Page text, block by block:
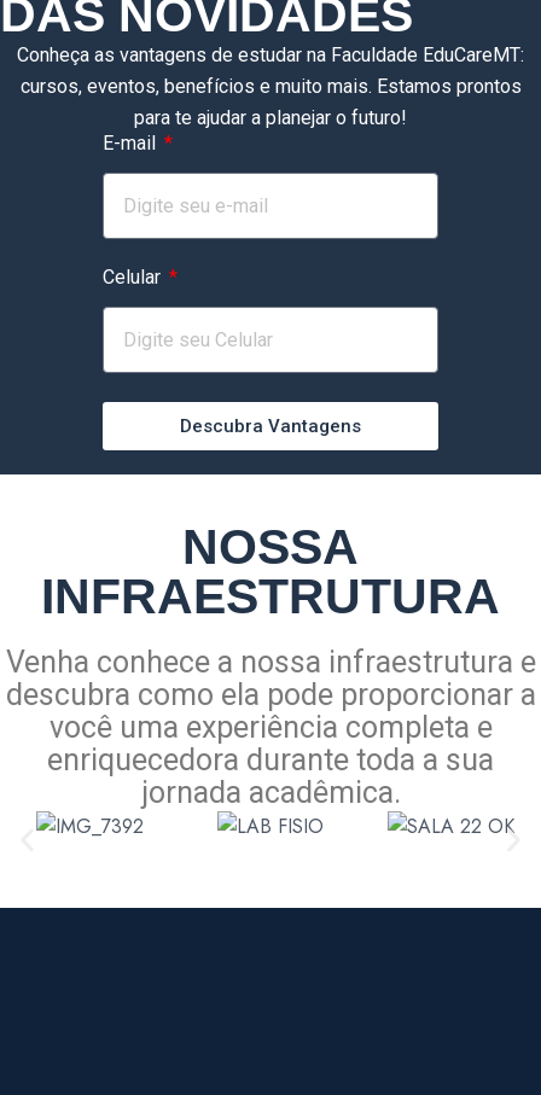
DAS NOVIDADES
Conheça as vantagens de estudar na Faculdade EduCareMT:
cursos, eventos, benefícios e muito mais. Estamos prontos
para te ajudar a planejar o futuro!
E-mail
Celular
Descubra Vantagens
NOSSA
INFRAESTRUTURA
Venha conhece a nossa infraestrutura e
descubra como ela pode proporcionar a
você uma experiência completa e
enriquecedora durante toda a sua
jornada acadêmica.